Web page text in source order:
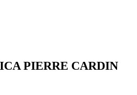
PIERRE CARDIN